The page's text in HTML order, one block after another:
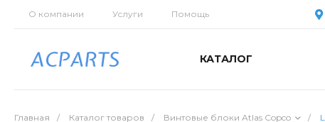
О компании Услуги Помощь
КАТАЛОГ
Главная / Каталог товаров / Винтовые блоки Atlas Copco /